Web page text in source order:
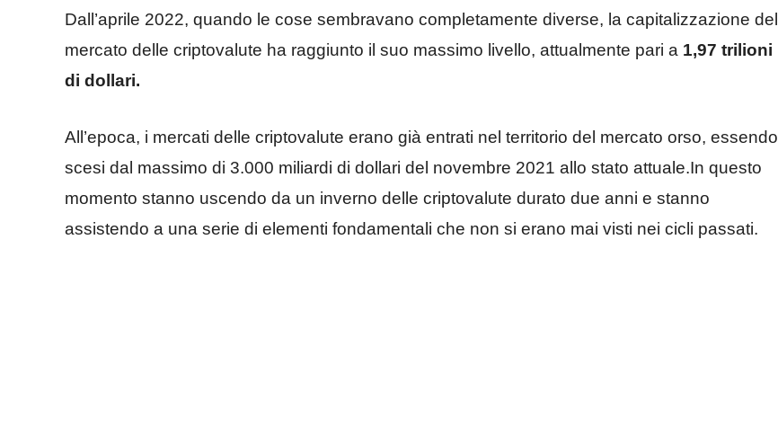
Dall’aprile 2022, quando le cose sembravano completamente diverse, la capitalizzazione del
mercato delle criptovalute ha raggiunto il suo massimo livello, attualmente pari a 1,97 trilioni
di dollari.
All’epoca, i mercati delle criptovalute erano già entrati nel territorio del mercato orso, essendo
scesi dal massimo di 3.000 miliardi di dollari del novembre 2021 allo stato attuale.In questo
momento stanno uscendo da un inverno delle criptovalute durato due anni e stanno
assistendo a una serie di elementi fondamentali che non si erano mai visti nei cicli passati.